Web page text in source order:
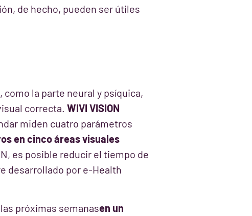
de hecho, pueden ser útiles
la parte neural y psíquica,
correcta. WIVI VISION
miden cuatro parámetros
en cinco áreas visuales
es posible reducir el tiempo de
desarrollado por e-Health
próximas semanasen un